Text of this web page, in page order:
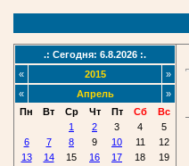
.: Сегодня: 6.8.2026 :.
«
2015
»
«
Апрель
»
Пн
Вт Ср Чт Пт Сб
Вс
1
2 3 4
5
6
7 8 9 10 11
12
13
14 15 16 17 18
19